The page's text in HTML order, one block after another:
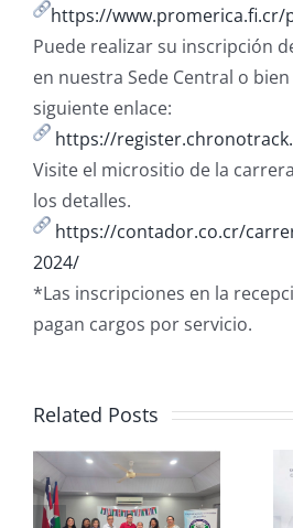
https://www.promerica.fi.cr/
Puede realizar su inscripción
en nuestra Sede Central o
siguiente enlace:
https://
Visite el micrositio de la
los detalles.
https://contador.co.cr/
2024/
*Las inscripciones en la
pagan cargos por servicio.
Related Posts